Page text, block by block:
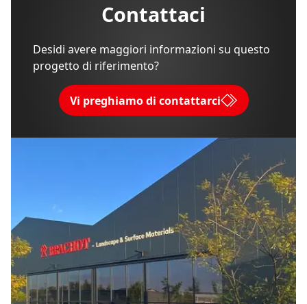
Contattaci
Desidi avere maggiori informazioni su questo
progetto di riferimento?
Vi preghiamo di contattarci